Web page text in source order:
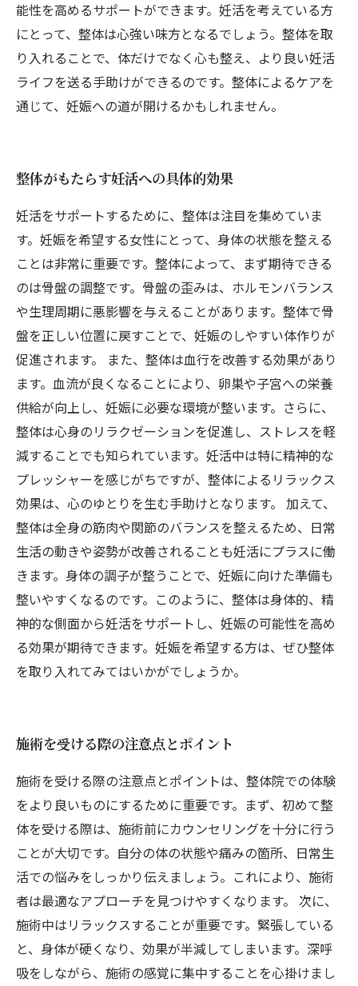
能性を高めるサポートができます。妊活を考えている方
にとって、整体は心強い味方となるでしょう。整体を取
り入れることで、体だけでなく心も整え、より良い妊活
ライフを送る手助けができるのです。整体によるケアを
通じて、妊娠への道が開けるかもしれません。
整体がもたらす妊活への具体的効果
妊活をサポートするために、整体は注目を集めていま
す。妊娠を希望する女性にとって、身体の状態を整える
ことは非常に重要です。整体によって、まず期待できる
のは骨盤の調整です。骨盤の歪みは、ホルモンバランス
や生理周期に悪影響を与えることがあります。整体で骨
盤を正しい位置に戻すことで、妊娠のしやすい体作りが
促進されます。 また、整体は血行を改善する効果があり
ます。血流が良くなることにより、卵巣や子宮への栄養
供給が向上し、妊娠に必要な環境が整います。さらに、
整体は心身のリラクゼーションを促進し、ストレスを軽
減することでも知られています。妊活中は特に精神的な
プレッシャーを感じがちですが、整体によるリラックス
効果は、心のゆとりを生む手助けとなります。 加えて、
整体は全身の筋肉や関節のバランスを整えるため、日常
生活の動きや姿勢が改善されることも妊活にプラスに働
きます。身体の調子が整うことで、妊娠に向けた準備も
整いやすくなるのです。このように、整体は身体的、精
神的な側面から妊活をサポートし、妊娠の可能性を高め
る効果が期待できます。妊娠を希望する方は、ぜひ整体
を取り入れてみてはいかがでしょうか。
施術を受ける際の注意点とポイント
施術を受ける際の注意点とポイントは、整体院での体験
をより良いものにするために重要です。まず、初めて整
体を受ける際は、施術前にカウンセリングを十分に行う
ことが大切です。自分の体の状態や痛みの箇所、日常生
活での悩みをしっかり伝えましょう。これにより、施術
者は最適なアプローチを見つけやすくなります。 次に、
施術中はリラックスすることが重要です。緊張している
と、身体が硬くなり、効果が半減してしまいます。深呼
吸をしながら、施術の感覚に集中することを心掛けまし